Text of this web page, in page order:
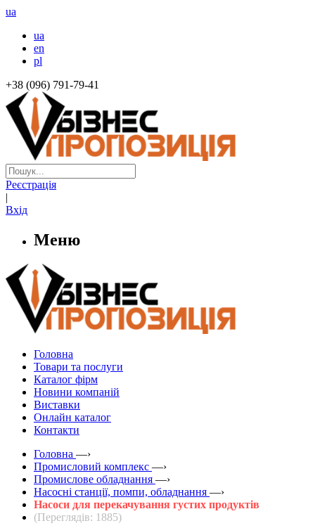
ua
ua
en
pl
+38 (096) 791-79-41
Реєстрація
|
Вхід
Меню
Головна
Товари та послуги
Каталог фірм
Новини компаній
Виставки
Онлайн каталог
Контакти
Головна —›
Промисловий комплекс —›
Промислове обладнання —›
Насосні станції, помпи, обладнання —›
Насоси для перекачування густих продуктів
(Переглядів: 1885)